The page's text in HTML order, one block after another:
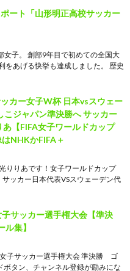
ート「山形明正高校サッカー
女子。 創部9年目で初めての全国大
をあげる快挙も達成しました。 歴史
カー女子W杯 日本vsスウェー
こジャパン準決勝へ サッカー
【FIFA女子ワールドカップ
NHKかFIFA＋
りりあです！女子ワールドカップ
ッカー日本代表VSスウェーデン代
サッカー選手権大会【準決
集】
子サッカー選手権大会 準決勝 ゴ
ボタン、チャンネル登録が励みにな